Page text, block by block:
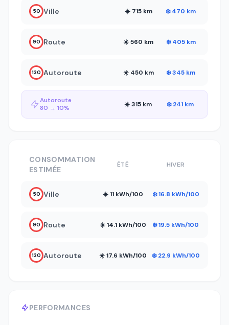
50 Ville ☀️ 715 km ❄️ 470 km
90 Route ☀️ 560 km ❄️ 405 km
130 Autoroute ☀️ 450 km ❄️ 345 km
Autoroute
80 → 10%
☀️ 315 km ❄️ 241 km
PERFORMANCES
CONSOMMATION
ESTIMÉE
ÉTÉ HIVER
50 Ville ☀️ 11 kWh/100 ❄️ 16.8 kWh/100
90 Route ☀️ 14.1 kWh/100 ❄️ 19.5 kWh/100
130 Autoroute ☀️ 17.6 kWh/100 ❄️ 22.9 kWh/100